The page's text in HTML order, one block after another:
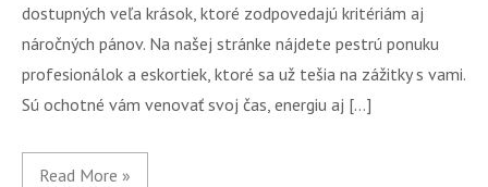
dostupných veľa krások, ktoré zodpovedajú kritériám aj
náročných pánov. Na našej stránke nájdete pestrú ponuku
profesionálok a eskortiek, ktoré sa už tešia na zážitky s vami.
Sú ochotné vám venovať svoj čas, energiu aj […]
Read More »